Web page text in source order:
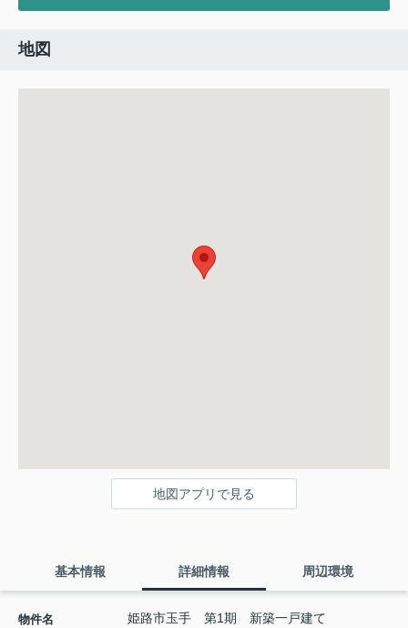
地図
地図アプリで見る
基本情報 詳細情報 周辺環境
物件名 姫路市玉手 第1期 新築一戸建て